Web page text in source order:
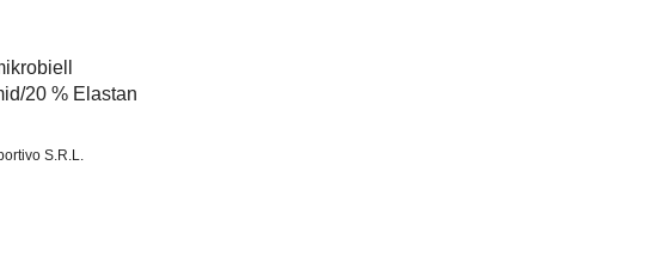
20 % Elastan
S.R.L.